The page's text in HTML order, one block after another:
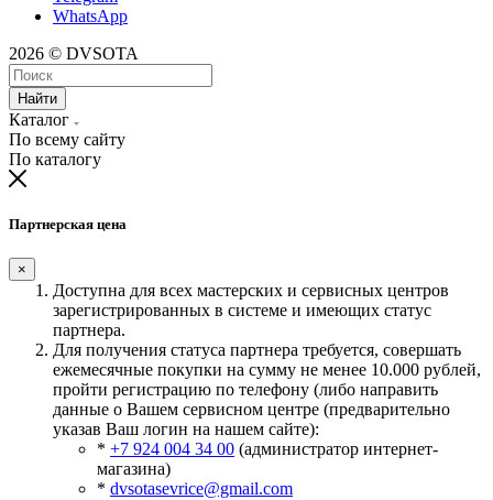
WhatsApp
2026 © DVSOTA
Найти
Каталог
По всему сайту
По каталогу
Партнерская цена
×
Доступна для всех мастерских и сервисных центров
зарегистрированных в системе и имеющих статус
партнера.
Для получения статуса партнера требуется, совершать
ежемесячные покупки на сумму не менее 10.000 рублей,
пройти регистрацию по телефону (либо направить
данные о Вашем сервисном центре (предварительно
указав Ваш логин на нашем сайте):
* +7 924 004 34 00 (администратор интернет-
магазина)
* dvsotasevrice@gmail.com